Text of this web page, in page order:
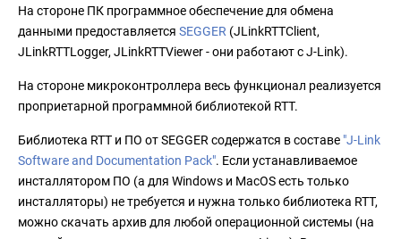
На стороне ПК программное обеспечение для обмена
данными предоставляется SEGGER (JLinkRTTClient,
JLinkRTTLogger, JLinkRTTViewer - они работают с J-Link).
На стороне микроконтроллера весь функционал реализуется
проприетарной программной библиотекой RTT.
Библиотека RTT и ПО от SEGGER содержатся в составе "J-Link
Software and Documentation Pack". Если устанавливаемое
инсталлятором ПО (а для Windows и MacOS есть только
инсталляторы) не требуется и нужна только библиотека RTT,
можно скачать архив для любой операционной системы (на